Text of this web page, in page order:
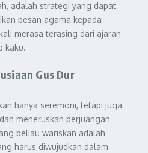
adalah strategi yang dapat
pesan agama kepada
merasa terasing dari ajaran
kaku.
Gus Dur
hanya seremoni, tetapi juga
meneruskan perjuangan
beliau wariskan adalah
harus diwujudkan dalam